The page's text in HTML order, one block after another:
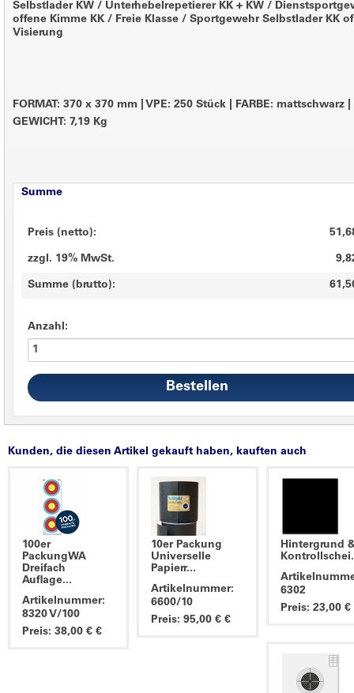
Selbstlader KW / Unterhebelrepetierer KK + KW /
offene Kimme KK / Freie Klasse / Sportgewehr Selbstlader KK
Visierung
FORMAT: 370 x 370 mm VPE: 250 Stück FARBE: mattschwarz
GEWICHT: 7,19 Kg
Summe
Preis (netto):
zzgl. 19% MwSt.
Summe (brutto):
Anzahl:
Kunden, die diesen Artikel gekauft haben, kauften auch
100er
PackungWA
Dreifach
Auflage...
Artikelnummer:
8320 V/100
Preis: 38,00 € €
10er Packung
Universelle
Papierr...
Artikelnummer:
6600/10
Preis: 95,00 € €
Hintergrund
6302
Preis: 23,00 €